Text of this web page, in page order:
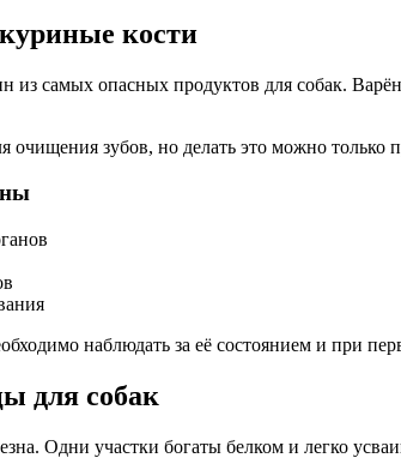
кости
из самых опасных продуктов для собак.
очищения зубов, но делать это можно
наблюдать за её состоянием и при
для собак
Одни участки богаты белком и легко